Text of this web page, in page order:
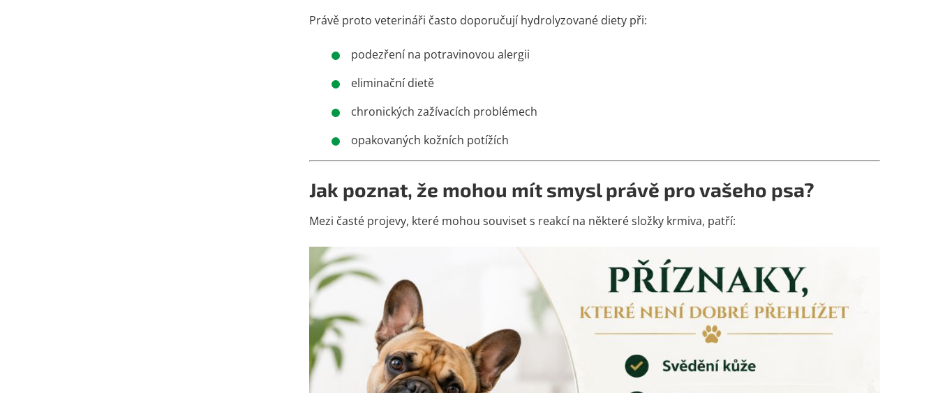
Právě proto veterináři často doporučují hydrolyzované diety při:
podezření na potravinovou alergii
eliminační dietě
chronických zažívacích problémech
opakovaných kožních potížích
Jak poznat, že mohou mít smysl právě pro vašeho psa?
Mezi časté projevy, které mohou souviset s reakcí na některé složky krmiva, patří: